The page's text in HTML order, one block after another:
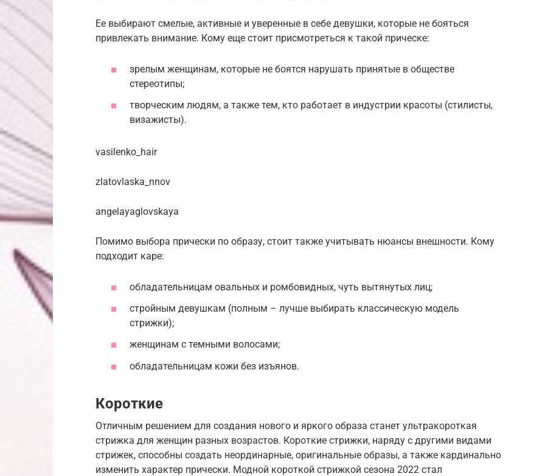
Ее выбирают смелые, активные и уверенные в себе девушки, которые не бояться
привлекать внимание. Кому еще стоит присмотреться к такой прическе:
зрелым женщинам, которые не боятся нарушать принятые в обществе
стереотипы;
творческим людям, а также тем, кто работает в индустрии красоты (стилисты,
визажисты).
vasilenko_hair
zlatovlaska_nnov
angelayaglovskaya
Помимо выбора прически по образу, стоит также учитывать нюансы внешности. Кому
подходит каре:
обладательницам овальных и ромбовидных, чуть вытянутых лиц;
стройным девушкам (полным – лучше выбирать классическую модель
стрижки);
женщинам с темными волосами;
обладательницам кожи без изъянов.
Короткие
Отличным решением для создания нового и яркого образа станет ультракороткая
стрижка для женщин разных возрастов. Короткие стрижки, наряду с другими видами
стрижек, способны создать неординарные, оригинальные образы, а также кардинально
изменить характер прически. Модной короткой стрижкой сезона 2022 стал